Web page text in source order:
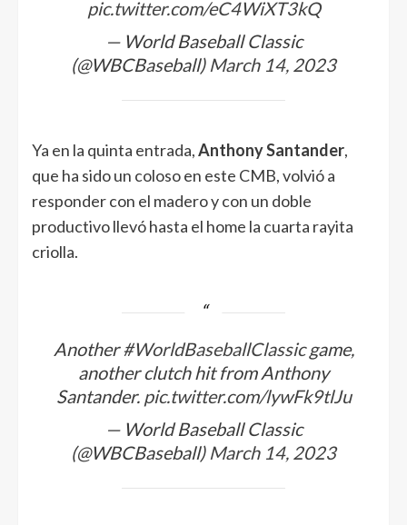
pic.twitter.com/eC4WiXT3kQ
— World Baseball Classic
(@WBCBaseball) March 14, 2023
Ya en la quinta entrada,Anthony Santander,
que ha sido un coloso en este CMB, volvió a
responder con el madero y con un doble
productivo llevó hasta el home la cuarta rayita
criolla.
Another#WorldBaseballClassicgame,
another clutch hit from Anthony
Santander. pic.twitter.com/lywFk9tlJu
— World Baseball Classic
(@WBCBaseball) March 14, 2023